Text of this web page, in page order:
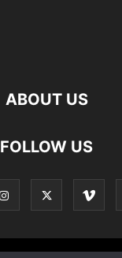
ABOUT US
FOLLOW US